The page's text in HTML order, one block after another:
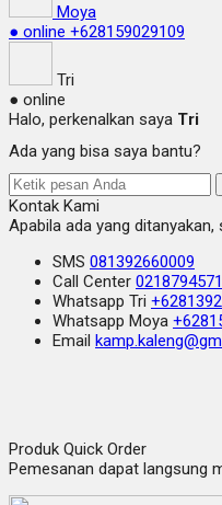
Moya
● online +628159029109
Tri
● online
Halo, perkenalkan saya Tri
Ada yang bisa saya bantu?
Kontak Kami
Apabila ada yang
SMS 081392660009
Call Center
Whatsapp Tri
Whatsapp Moya
Email
Produk Quick Order
Pemesanan dapat langsung